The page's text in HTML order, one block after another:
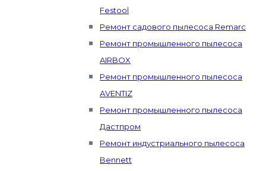
Festool
Ремонт садового пылесоса Remarc
Ремонт промышленного пылесоса
AIRBOX
Ремонт промышленного пылесоса
AVENTIZ
Ремонт промышленного пылесоса
Дастпром
Ремонт индустриального пылесоса
Bennett